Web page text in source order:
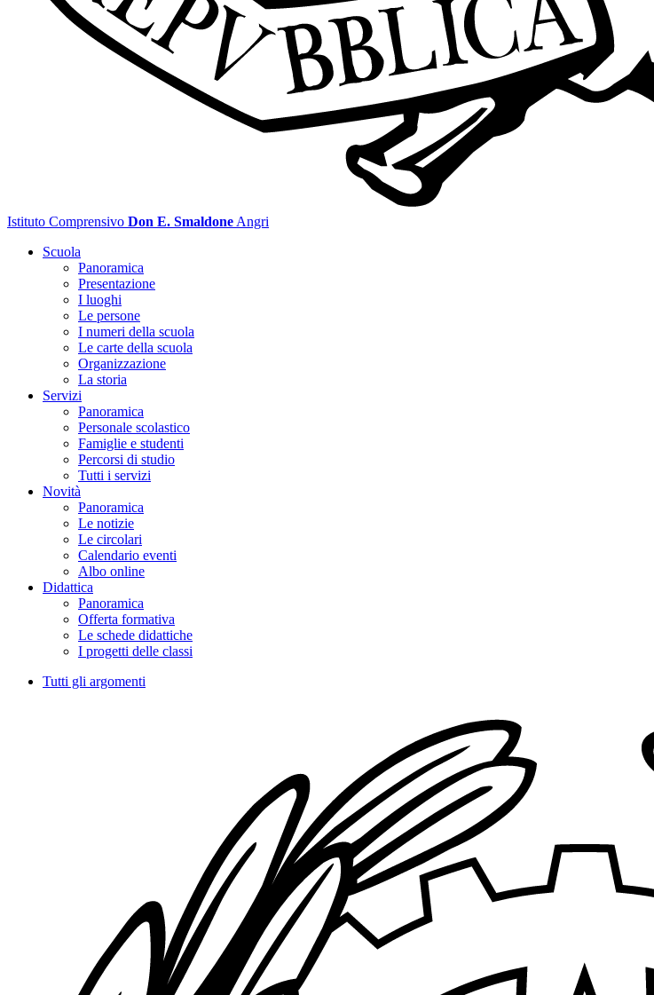
Istituto Comprensivo Don E. Smaldone Angri
Scuola
Panoramica
Presentazione
I luoghi
Le persone
I numeri della scuola
Le carte della scuola
Organizzazione
La storia
Servizi
Panoramica
Personale scolastico
Famiglie e studenti
Percorsi di studio
Tutti i servizi
Novità
Panoramica
Le notizie
Le circolari
Calendario eventi
Albo online
Didattica
Panoramica
Offerta formativa
Le schede didattiche
I progetti delle classi
Tutti gli argomenti